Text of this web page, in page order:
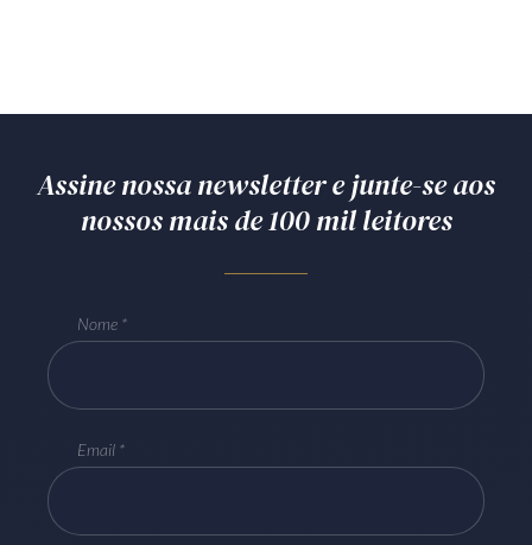
Assine nossa newsletter e junte-se aos
nossos mais de 100 mil leitores
Nome
Email